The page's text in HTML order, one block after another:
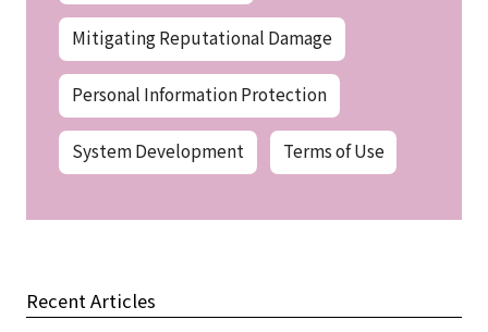
Mitigating Reputational Damage
Personal Information Protection
System Development Terms of Use
Recent Articles